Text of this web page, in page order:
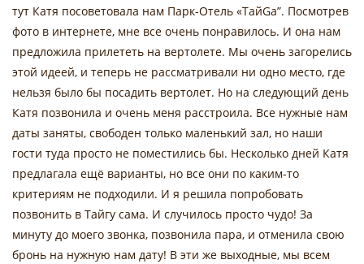
тут Катя посоветовала нам Парк-Отель «ТайGa”. Посмотрев
фото в интернете, мне все очень понравилось. И она нам
предложила прилететь на вертолете. Мы очень загорелись
этой идеей, и теперь не рассматривали ни одно место, где
нельзя было бы посадить вертолет. Но на следующий день
Катя позвонила и очень меня расстроила. Все нужные нам
даты заняты, свободен только маленький зал, но наши
гости туда просто не поместились бы. Несколько дней Катя
предлагала ещё варианты, но все они по каким-то
критериям не подходили. И я решила попробовать
позвонить в Тайгу сама. И случилось просто чудо! За
минуту до моего звонка, позвонила пара, и отменила свою
бронь на нужную нам дату! В эти же выходные, мы всем